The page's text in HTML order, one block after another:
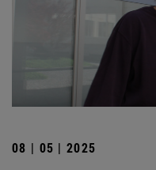
08 | 05 | 2025